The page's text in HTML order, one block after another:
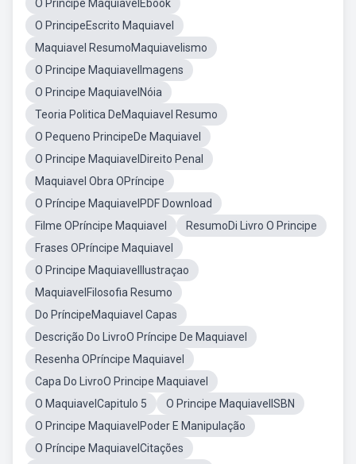
O Principe MaquiavelEbook
O PrincipeEscrito Maquiavel
Maquiavel ResumoMaquiavelismo
O Principe MaquiavelImagens
O Principe MaquiavelNóia
Teoria Politica DeMaquiavel Resumo
O Pequeno PrincipeDe Maquiavel
O Principe MaquiavelDireito Penal
Maquiavel Obra OPríncipe
O Príncipe MaquiavelPDF Download
Filme OPríncipe Maquiavel
ResumoDi Livro O Principe
Frases OPríncipe Maquiavel
O Principe MaquiavelIlustraçao
MaquiavelFilosofia Resumo
Do PríncipeMaquiavel Capas
Descrição Do LivroO Príncipe De Maquiavel
Resenha OPríncipe Maquiavel
Capa Do LivroO Principe Maquiavel
O MaquiavelCapitulo 5
O Principe MaquiavelISBN
O Principe MaquiavelPoder E Manipulação
O Príncipe MaquiavelCitações